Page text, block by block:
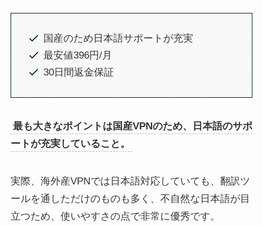
国産のため日本語サポートが充実
最安値396円/月
30日間返金保証
最も大きなポイントは国産VPNのため、日本語のサポ
ートが充実していること。
実際、海外産VPNでは日本語対応していても、翻訳ツ
ールを通しただけのものも多く、不自然な日本語が目
立つため、使いやすさの点で非常に優秀です。